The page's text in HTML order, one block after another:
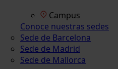
Campus
Conoce nuestras sedes
Sede de Barcelona
Sede de Madrid
Sede de Mallorca